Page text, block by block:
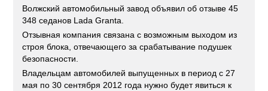
Волжский автомобильный завод объявил об отзыве 45
348 седанов Lada Granta.
Отзывная компания связана с возможным выходом из
строя блока, отвечающего за срабатывание подушек
безопасности.
Владельцам автомобилей выпущенных в период с 27
мая по 30 сентября 2012 года нужно будет явиться к